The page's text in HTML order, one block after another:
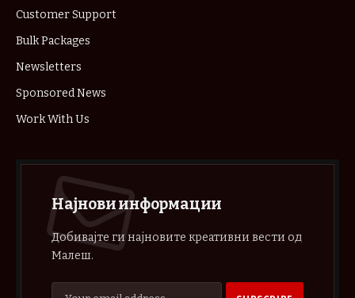
Customer Support
Bulk Packages
Newsletters
Sponsored News
Work With Us
Најнови информации
Добивајте ги најновите креативни вести од
Малеш.